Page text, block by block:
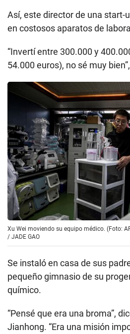
Así, este director de una start-
en costosos aparatos de
“Invertí entre 300.000 y
54.000 euros), no sé muy
Xu Wei moviendo su equipo médico. (Foto:
/ JADE GAO
Se instaló en casa de sus
pequeño gimnasio de su
químico.
“Pensé que era una broma”,
Jianhong. “Era una misión